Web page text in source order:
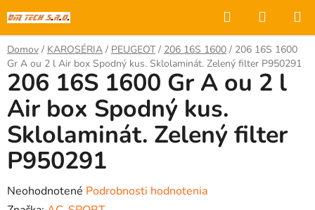
na
obsah
Hľadať
KOŠÍK
Domov / KAROSÉRIA / PEUGEOT / 206 16S 1600 / 206 16S 1600
Gr A ou 2 l Air box Spodný kus. Sklolaminát. Zelený filter P950291
206 16S 1600 Gr A ou 2 l
Air box Spodný kus.
Sklolaminát. Zelený filter
P950291
Priemerné
Neohodnotené Podrobnosti hodnotenia